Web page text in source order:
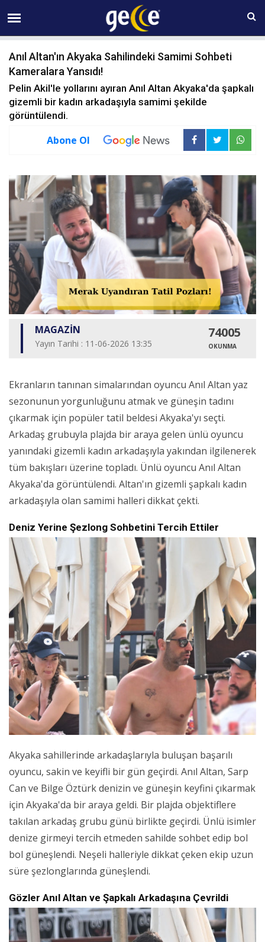
08 AĞUSTOS Cumartesi 22:21
Anıl Altan'ın Akyaka Sahilindeki Samimi Sohbeti
Kameralara Yansıdı!
Pelin Akil'le yollarını ayıran Anıl Altan Akyaka'da şapkalı
gizemli bir kadın arkadaşıyla samimi şekilde
görüntülendi.
Abone Ol
MAGAZİN
Yayın Tarihi : 11-06-2026 13:35
74005
OKUNMA
Ekranların tanınan simalarından oyuncu Anıl Altan yaz
sezonunun yorgunluğunu atmak ve güneşin tadını
çıkarmak için popüler tatil beldesi Akyaka'yı seçti.
Arkadaş grubuyla plajda bir araya gelen ünlü oyuncu
yanındaki gizemli kadın arkadaşıyla yakından ilgilenerek
tüm bakışları üzerine topladı. Ünlü oyuncu Anıl Altan
Akyaka'da görüntülendi. Altan'ın gizemli şapkalı kadın
arkadaşıyla olan samimi halleri dikkat çekti.
Deniz Yerine Şezlong Sohbetini Tercih Ettiler
Akyaka sahillerinde arkadaşlarıyla buluşan başarılı
oyuncu, sakin ve keyifli bir gün geçirdi. Anıl Altan, Sarp
Can ve Bilge Öztürk denizin ve güneşin keyfini çıkarmak
için Akyaka'da bir araya geldi. Bir plajda objektiflere
takılan arkadaş grubu günü birlikte geçirdi. Ünlü isimler
denize girmeyi tercih etmeden sahilde sohbet edip bol
bol güneşlendi. Neşeli halleriyle dikkat çeken ekip uzun
süre şezlonglarında güneşlendi.
Gözler Anıl Altan ve Şapkalı Arkadaşına Çevrildi